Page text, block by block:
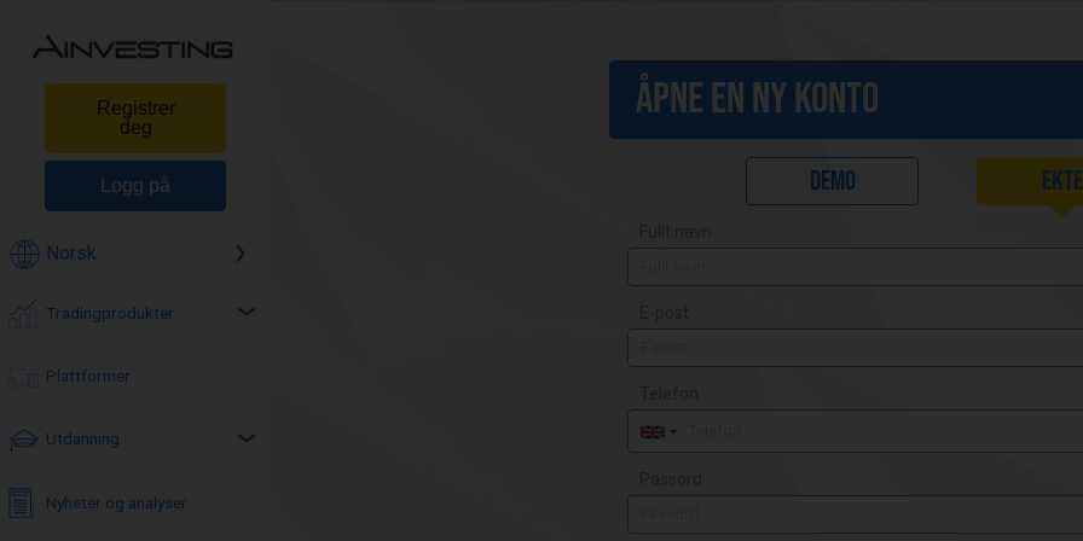
Registrer
deg
Logg på
Norsk
Tradingprodukter
Plattformer
Utdanning
Nyheter og analyser
ÅPNE EN NY KONTO
Demo Ekte